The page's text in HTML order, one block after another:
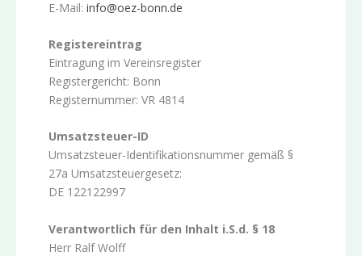
E-Mail: info@oez-bonn.de
Registereintrag
Eintragung im Vereinsregister
Registergericht: Bonn
Registernummer: VR 4814
Umsatzsteuer-ID
Umsatzsteuer-Identifikationsnummer gemäß §
27a Umsatzsteuergesetz:
DE 122122997
Verantwortlich für den Inhalt i.S.d. § 18
Herr Ralf Wolff